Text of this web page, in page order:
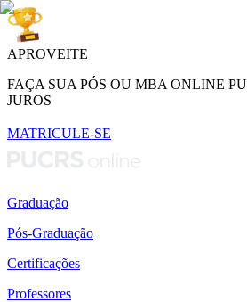
APROVEITE
FAÇA SUA PÓS OU MBA ONLINE
JUROS
MATRICULE-SE
Graduação
Pós-Graduação
Certificações
Professores